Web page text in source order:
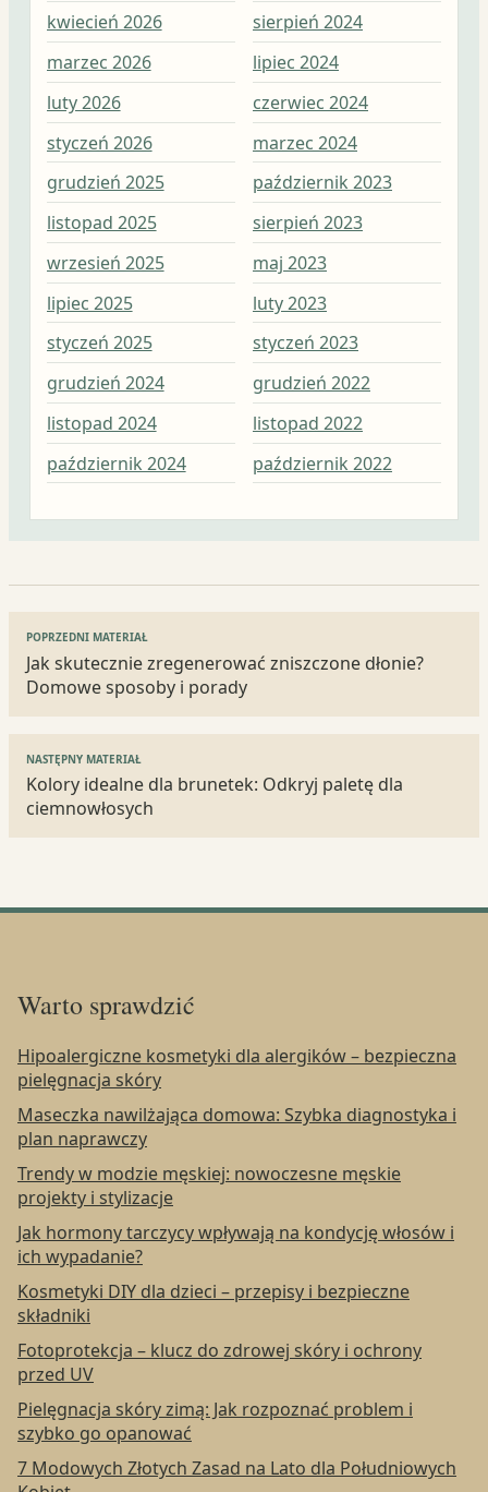
kwiecień 2026
marzec 2026
luty 2026
styczeń 2026
grudzień 2025
listopad 2025
wrzesień 2025
lipiec 2025
styczeń 2025
grudzień 2024
listopad 2024
październik 2024
sierpień 2024
lipiec 2024
czerwiec 2024
marzec 2024
październik 2023
sierpień 2023
maj 2023
luty 2023
styczeń 2023
grudzień 2022
listopad 2022
październik 2022
Nawigacja
wpisu
POPRZEDNI MATERIAŁ
Jak skutecznie zregenerować zniszczone dłonie?
Domowe sposoby i porady
NASTĘPNY MATERIAŁ
Kolory idealne dla brunetek: Odkryj paletę dla
ciemnowłosych
Warto sprawdzić
Hipoalergiczne kosmetyki dla alergików – bezpieczna
pielęgnacja skóry
Maseczka nawilżająca domowa: Szybka diagnostyka i
plan naprawczy
Trendy w modzie męskiej: nowoczesne męskie
projekty i stylizacje
Jak hormony tarczycy wpływają na kondycję włosów i
ich wypadanie?
Kosmetyki DIY dla dzieci – przepisy i bezpieczne
składniki
Fotoprotekcja – klucz do zdrowej skóry i ochrony
przed UV
Pielęgnacja skóry zimą: Jak rozpoznać problem i
szybko go opanować
7 Modowych Złotych Zasad na Lato dla Południowych